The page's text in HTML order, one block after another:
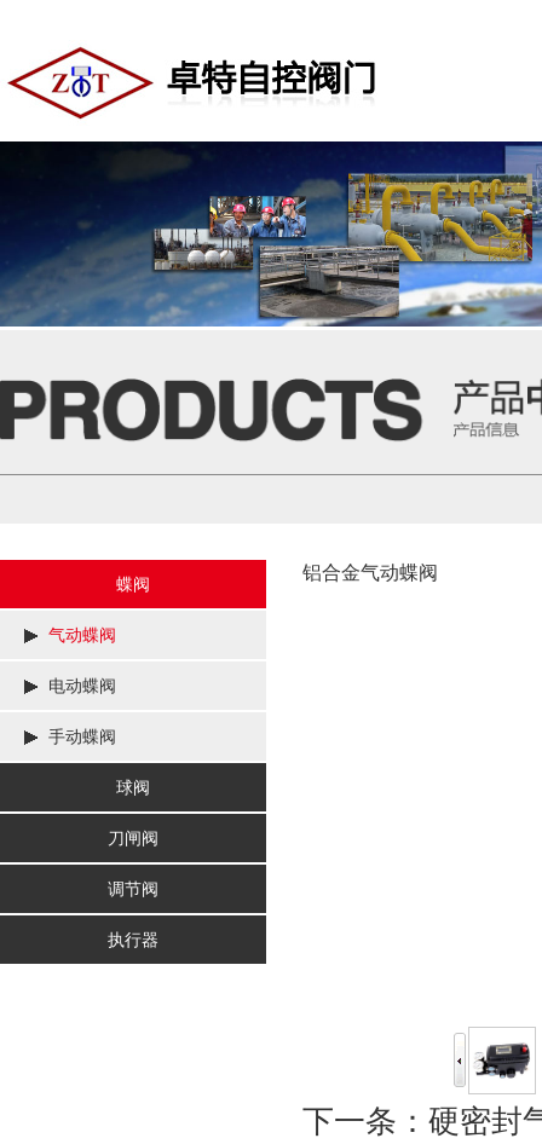
蝶阀
气动蝶阀
电动蝶阀
手动蝶阀
球阀
刀闸阀
调节阀
执行器
铝合金气动蝶阀
下一条： 硬密封